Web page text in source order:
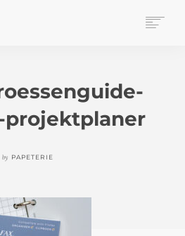
projektplaner
by PAPETERIE